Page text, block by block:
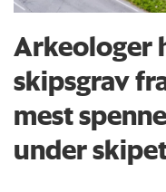
Arkeologer
skipsgrav
mest
under